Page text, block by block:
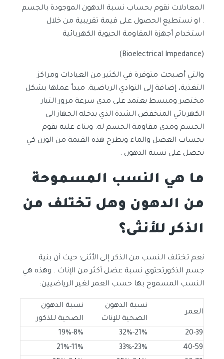
المعادلات نقوم بحساب نسبة الدهون الموجودة بالجسم
. او نستطيع الحصول على قيمة تقريبية من خلال
استخدام أجهزة المقاومة الحيوية الكهربائية
(Bioelectrical Impedance)
والتي أصبحت متوفرة في الكثير من العيادات ومراكز
التغذية، إضافة إلى النوادي الرياضية. مبدأ عملها بشكل
مختصر ومبسط يعتمد على مدى سرعة مرور التيار
الكهربائي المنخفض الشدة الذي يدخله الجهاز الى
الجسم ومدى مقاومة الجسم له. وبناء عليه يقوم
بحساب العضل والماء ويطرح هذه القيمة من الوزن كي
نحصل على نسبة الدهون .
ما هي النسب المسموحة
من الدهون وهل تختلف من
الذكر للأنثى؟
نعم تختلف النسب من الذكر إلى الأثنى؛ حيث أن بنية
جسم الذكورتحتوي نسبة عضل أكثر من الإناث . وهذه هي
النسب المسموح بها حسب العمر لغير الرياضيين:
العمر
نسبة الدهون
الصحية للإناث
نسبة الدهون
الصحية للذكور
20-39
21%-32%
8%-19%
40-59
23%-33%
11%-21%